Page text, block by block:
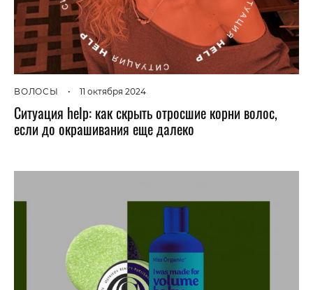
ВОЛОСЫ • 11 октября 2024
Ситуация help: как скрыть отросшие корни волос,
если до окрашивания еще далеко